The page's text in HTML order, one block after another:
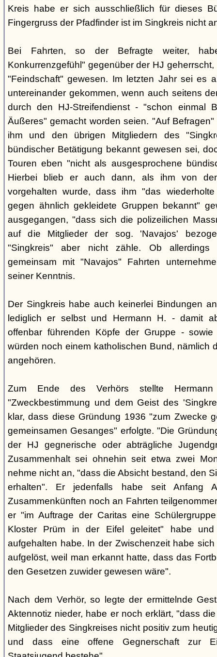
Kreis habe er sich ausschließlich für dieses
Fingergruss der Pfadfinder ist im Singkreis nicht
Bei Fahrten, so der Befragte weiter,
Konkurrenzgefühl" gegenüber der HJ
"Feindschaft" gewesen. Im letzten Jahr sei es
untereinander gekommen, wenn auch seitens
durch den HJ-Streifendienst - "schon einmal
Äußeres" gemacht worden seien. "Auf
ihm und den übrigen Mitgliedern des
bündischer Betätigung bekannt gewesen sei,
Touren eben "nicht als ausgesprochene
Hierbei blieb er auch dann, als ihm von
vorgehalten wurde, dass ihm "das
gegen ähnlich gekleidete Gruppen bekannt"
ausgegangen, "dass sich die polizeilichen
auf die Mitglieder der sog. 'Navajos'
"Singkreis" aber nicht zähle. Ob allerdings
gemeinsam mit "Navajos" Fahrten
seiner Kenntnis.
Der Singkreis habe auch keinerlei Bindungen
lediglich er selbst und Hermann H. - damit
offenbar führenden Köpfe der Gruppe -
würden noch einem katholischen Bund, nämlich
angehören.
Zum Ende des Verhörs stellte
"Zweckbestimmung und dem Geist des
klar, dass diese Gründung 1936 "zum Zwecke
gemeinsamen Gesanges" erfolgte. "Die
der HJ gegnerische oder abträgliche
Zusammenhalt sei ohnehin seit etwa zwei
nehme nicht an, "dass die Absicht bestand, den
erhalten". Er jedenfalls habe seit Anfang
Zusammenkünften noch an Fahrten
er "im Auftrage der Caritas eine
Kloster Prüm in der Eifel geleitet" habe
aufgehalten habe. In der Zwischenzeit habe
aufgelöst, weil man erkannt hatte, dass das
den Gesetzen zuwider gewesen wäre".
Nach dem Verhör, so legte der ermittelnde
Aktennotiz nieder, habe er noch erklärt, "dass
Mitglieder des Singkreises nicht positiv zum
und dass eine offene Gegnerschaft zur